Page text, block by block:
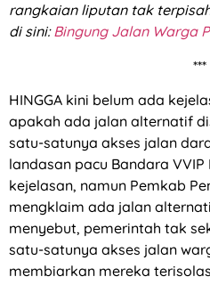
rangkaian liputan tak
di sini:Bingung Jalan Warga
***
HINGGA kini belum ada
apakah ada jalan alternatif
satu-satunya akses jalan
landasan pacu Bandara
kejelasan, namun Pemkab
mengklaim ada jalan
menyebut, pemerintah tak
satu-satunya akses jalan
membiarkan mereka